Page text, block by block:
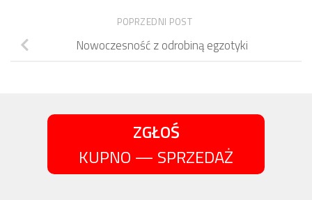
POPRZEDNI POST
Nowoczesność z odrobiną egzotyki
ZGŁOŚ
KUPNO — SPRZEDAŻ